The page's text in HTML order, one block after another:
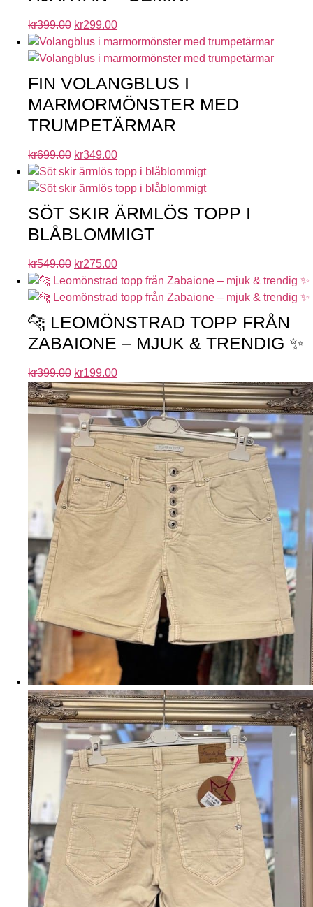
kr399.00 kr299.00
FIN VOLANGBLUS I
MARMORMÖNSTER MED
TRUMPETÄRMAR
kr699.00 kr349.00
SÖT SKIR ÄRMLÖS TOPP I
BLÅBLOMMIGT
kr549.00 kr275.00
🐆 LEOMÖNSTRAD TOPP FRÅN
ZABAIONE – MJUK & TRENDIG ✨
kr399.00 kr199.00